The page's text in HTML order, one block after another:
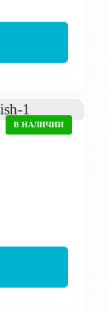
В НАЛИЧИИ